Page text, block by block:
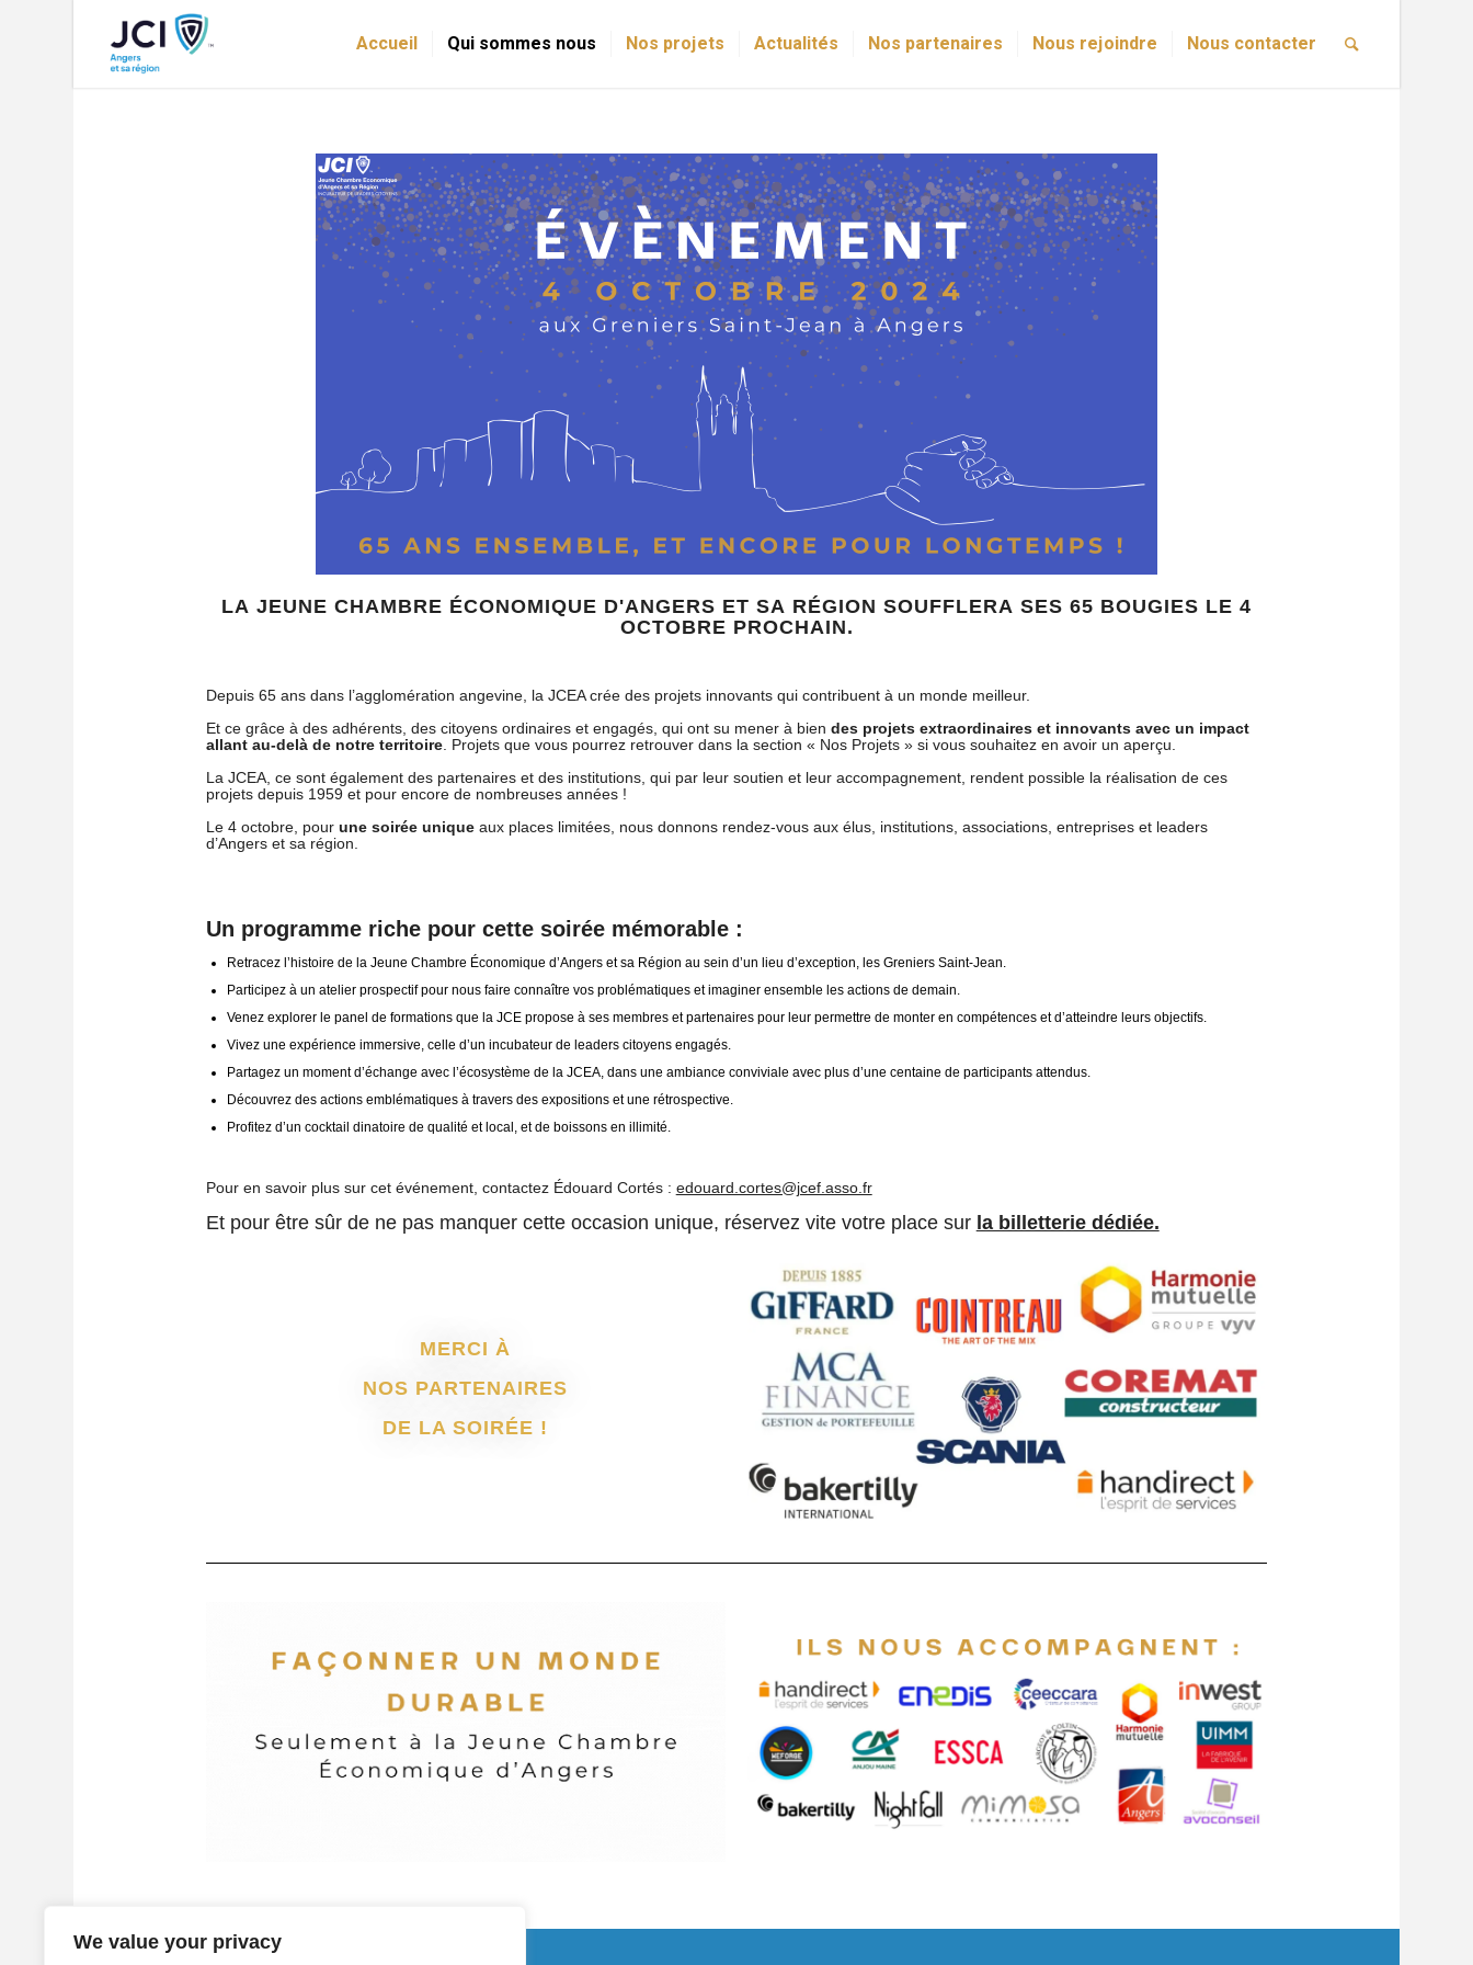
We value your privacy
Accueil Qui sommes nous Nos projets Actualités Nos partenaires Nous rejoindre Nous contacter
LA JEUNE CHAMBRE ÉCONOMIQUE D'ANGERS ET SA RÉGION SOUFFLERA SES 65 BOUGIES LE 4
OCTOBRE PROCHAIN.
Depuis 65 ans dans l’agglomération angevine, la JCEA crée des projets innovants qui contribuent à un monde meilleur.
Et ce grâce à des adhérents, des citoyens ordinaires et engagés, qui ont su mener à bien des projets extraordinaires et innovants avec un impact
allant au-delà de notre territoire. Projets que vous pourrez retrouver dans la section « Nos Projets » si vous souhaitez en avoir un aperçu.
La JCEA, ce sont également des partenaires et des institutions, qui par leur soutien et leur accompagnement, rendent possible la réalisation de ces
projets depuis 1959 et pour encore de nombreuses années !
Le 4 octobre, pour une soirée uniqueaux places limitées, nous donnons rendez-vous aux élus, institutions, associations, entreprises et leaders
d’Angers et sa région.
Un programme riche pour cette soirée mémorable :
Retracez l’histoire de la Jeune Chambre Économique d’Angers et sa Région au sein d’un lieu d’exception, les Greniers Saint-Jean.
Participez à un atelier prospectifpour nous faire connaître vos problématiques et imaginer ensemble les actions de demain.
Venez explorer le panel de formationsque la JCE propose à ses membres et partenaires pour leur permettre de monter en compétences et d’atteindre leurs objectifs.
Vivez une expérience immersive, celle d’un incubateur de leaders citoyens engagés.
Partagez un moment d’échange avec l’écosystème de la JCEA, dans une ambiance conviviale avec plus d’une centaine de participants attendus.
Découvrez des actions emblématiquesà travers des expositions et une rétrospective.
Profitez d’un cocktail dinatoire de qualité et local, et de boissons en illimité.
Pour en savoir plus sur cet événement, contactez Édouard Cortés : edouard.cortes@jcef.asso.fr
Et pour être sûr de ne pas manquer cette occasion unique, réservez vite votre place sur la billetterie dédiée.
MERCI À
NOS PARTENAIRES
DE LA SOIRÉE !